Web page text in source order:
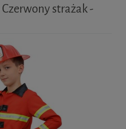
strażak -